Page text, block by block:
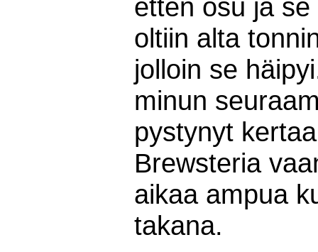
etten osu ja
oltiin alta
jolloin se
minun
pystynyt
Brewsteria
aikaa ampua
takana.